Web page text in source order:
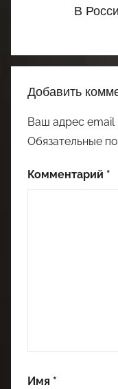
В
Добавить
Ваш адрес email
Обязательные
Комментарий *
Имя *